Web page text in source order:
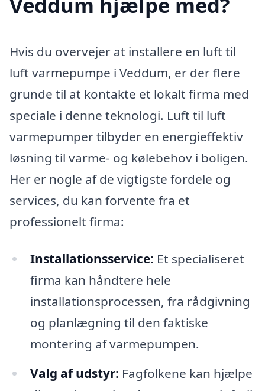
Hvis du overvejer at installere en luft til
luft varmepumpe i Veddum, er der flere
grunde til at kontakte et lokalt firma med
speciale i denne teknologi. Luft til luft
varmepumper tilbyder en energieffektiv
løsning til varme- og kølebehov i boligen.
Her er nogle af de vigtigste fordele og
services, du kan forvente fra et
professionelt firma:
Installationsservice: Et specialiseret
firma kan håndtere hele
installationsprocessen, fra rådgivning
og planlægning til den faktiske
montering af varmepumpen.
Valg af udstyr: Fagfolkene kan hjælpe